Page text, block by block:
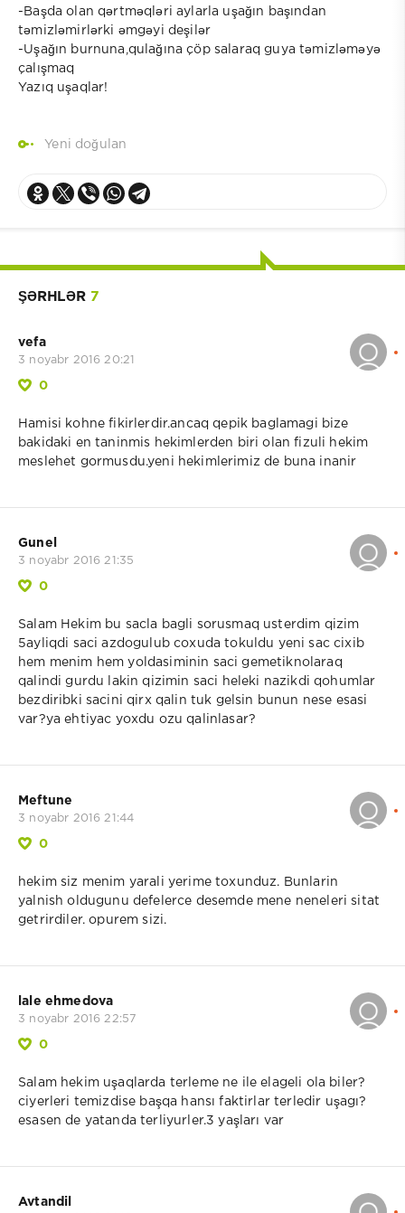
-Başda olan qərtməqləri aylarla uşağın başından
təmizləmirlərki əmgəyi deşilər
-Uşağın burnuna,qulağına çöp salaraq guya təmizləməyə
çalışmaq
Yazıq uşaqlar!
Yeni doğulan
ŞƏRHLƏR 7
vefa
3 noyabr 2016 20:21
0
Hamisi kohne fikirlerdir.ancaq qepik baglamagi bize
bakidaki en taninmis hekimlerden biri olan fizuli hekim
meslehet gormusdu.yeni hekimlerimiz de buna inanir
Gunel
3 noyabr 2016 21:35
0
Salam Hekim bu sacla bagli sorusmaq usterdim qizim
5ayliqdi saci azdogulub coxuda tokuldu yeni sac cixib
hem menim hem yoldasiminin saci gemetiknolaraq
qalindi gurdu lakin qizimin saci heleki nazikdi qohumlar
bezdiribki sacini qirx qalin tuk gelsin bunun nese esasi
var?ya ehtiyac yoxdu ozu qalinlasar?
Meftune
3 noyabr 2016 21:44
0
hekim siz menim yarali yerime toxunduz. Bunlarin
yalnish oldugunu defelerce desemde mene neneleri sitat
getrirdiler. opurem sizi.
lale ehmedova
3 noyabr 2016 22:57
0
Salam hekim uşaqlarda terleme ne ile elageli ola biler?
ciyerleri temizdise başqa hansı faktirlar terledir uşagı?
esasen de yatanda terliyurler.3 yaşları var
Avtandil